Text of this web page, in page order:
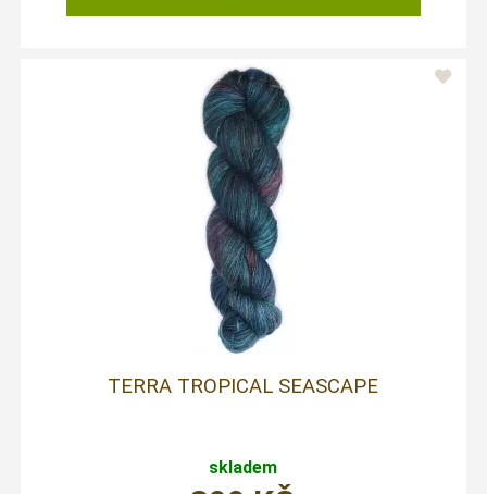
TERRA TROPICAL SEASCAPE
skladem